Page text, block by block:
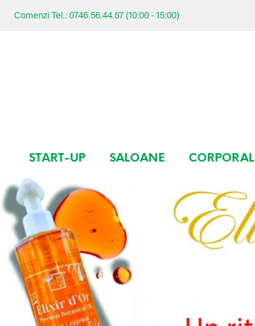
Comenzi Tel.: 0746.56.44.57 (10:00 - 15:00)
START-UP SALOANE CORPORAL